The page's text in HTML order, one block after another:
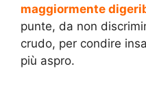
maggiormente
punte, da non
crudo, per condire
più aspro.